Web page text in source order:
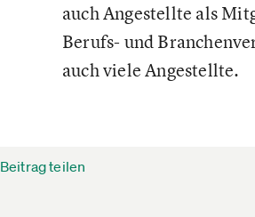
auch Angestellte als
Berufs- und
auch viele Angestellte.
Beitrag teilen